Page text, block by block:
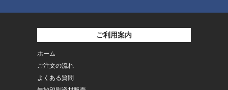
ご利用案内
ホーム
ご注文の流れ
よくある質問